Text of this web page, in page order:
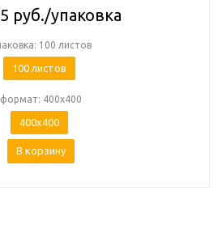
руб./упаковка
100 листов
100 листов
формат: 400х400
400х400
В корзину